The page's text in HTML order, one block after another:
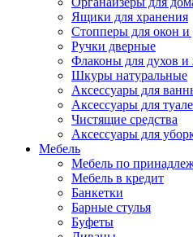
Ящики для хранения
Стопперы для окон и
Ручки дверные
Флаконы для духов
Шкуры натуральные
Аксессуары для
Аксессуары для
Чистящие средства
Аксессуары для
Мебель
Мебель по
Мебель в кредит
Банкетки
Барные стулья
Буфеты